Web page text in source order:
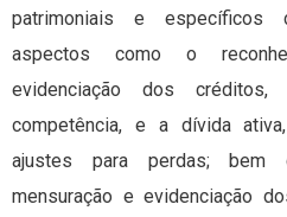
patrimoniais e específicos
aspectos como o
evidenciação dos
competência, e a dívida
ajustes para perdas; bem
mensuração e evidenciação